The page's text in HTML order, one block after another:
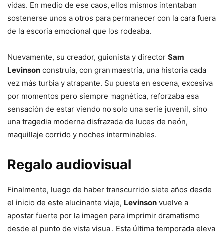
vidas. En medio de ese caos, ellos mismos intentaban
sostenerse unos a otros para permanecer con la cara fuera
de la escoria emocional que los rodeaba.
Nuevamente, su creador, guionista y director Sam
Levinson construía, con gran maestría, una historia cada
vez más turbia y atrapante. Su puesta en escena, excesiva
por momentos pero siempre magnética, reforzaba esa
sensación de estar viendo no solo una serie juvenil, sino
una tragedia moderna disfrazada de luces de neón,
maquillaje corrido y noches interminables.
Regalo audiovisual
Finalmente, luego de haber transcurrido siete años desde
el inicio de este alucinante viaje, Levinson vuelve a
apostar fuerte por la imagen para imprimir dramatismo
desde el punto de vista visual. Esta última temporada eleva